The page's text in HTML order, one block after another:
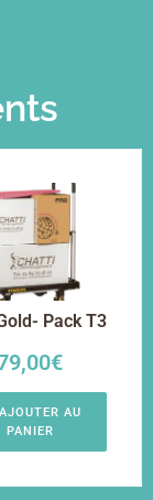
Pack T3
€
AJOUTER AU
PANIER